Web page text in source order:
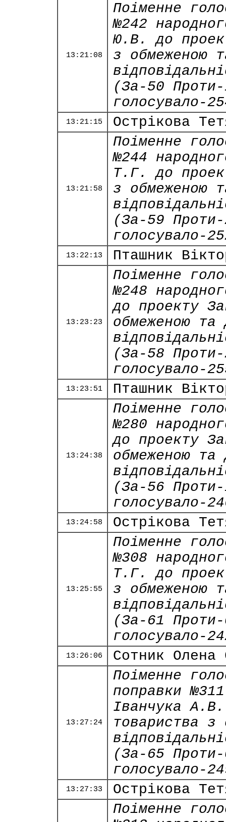
13:21:08
Поіменне
№242
Ю.В. до
з обмеженою
(За-50
голосувало-
13:21:15 Острікова
13:21:58
Поіменне
№244
Т.Г. до
з обмеженою
(За-59
голосувало-
13:22:13 Пташник
13:23:23
Поіменне
№248
до проекту
обмеженою та
(За-58
голосувало-
13:23:51 Пташник
13:24:38
Поіменне
№280
до проекту
обмеженою та
(За-56
голосувало-
13:24:58 Острікова
13:25:55
Поіменне
№308
Т.Г. до
з обмеженою
(За-61
голосувало-
13:26:06 Сотник Олена
13:27:24
Поіменне
поправки
Іванчука
товариства з
(За-65
голосувало-
13:27:33
Острікова
Поіменне